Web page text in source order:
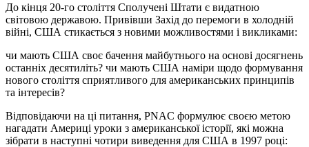
До кінця 20-го століття Сполучені Штати є видатною
світовою державою. Привівши Захід до перемоги в холодній
війні, США стикається з новими можливостями і викликами:
чи мають США своє бачення майбутнього на основі досягнень
останніх десятиліть? чи мають США наміри щодо формування
нового століття сприятливого для американських принципів
та інтересів?
Відповідаючи на ці питання, PNAC формулює своєю метою
нагадати Америці уроки з американської історії, які можна
зібрати в наступні чотири виведення для США в 1997 році: